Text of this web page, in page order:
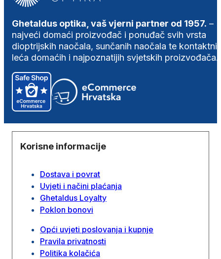
Ghetaldus optika, vaš vjerni partner od 1957. –
najveći domaći proizvođač i ponuđač svih vrsta
dioptrijskih naočala, sunčanih naočala te
leća domaćih i najpoznatijih svjetskih proizvođača.
Korisne informacije
Dostava i povrat
Uvjeti i načini plaćanja
Ghetaldus Loyalty
Poklon bonovi
Opći uvjeti poslovanja i kupnje
Pravila privatnosti
Politika kolačića